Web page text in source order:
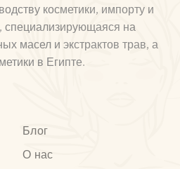
косметики, импорту и
специализирующаяся на
масел и экстрактов трав, а
в Египте.
Блог
О нас